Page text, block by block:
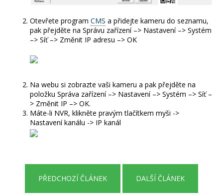
Otevřete program CMS a přidejte kameru do seznamu,
pak přejděte na Správu zařízení –> Nastavení –> Systém
–> Síť –> Změnit IP adresu –> OK
Na webu si zobrazte vaši kameru a pak přejděte na
položku Správa zařízení –> Nastavení –> Systém –> Síť –
> Změnit IP –> OK.
Máte-li NVR, klikněte pravým tlačítkem myši ->
Nastavení kanálu -> IP kanál
PŘEDCHOZÍ ČLÁNEK DALŠÍ ČLÁNEK
HLEDAT